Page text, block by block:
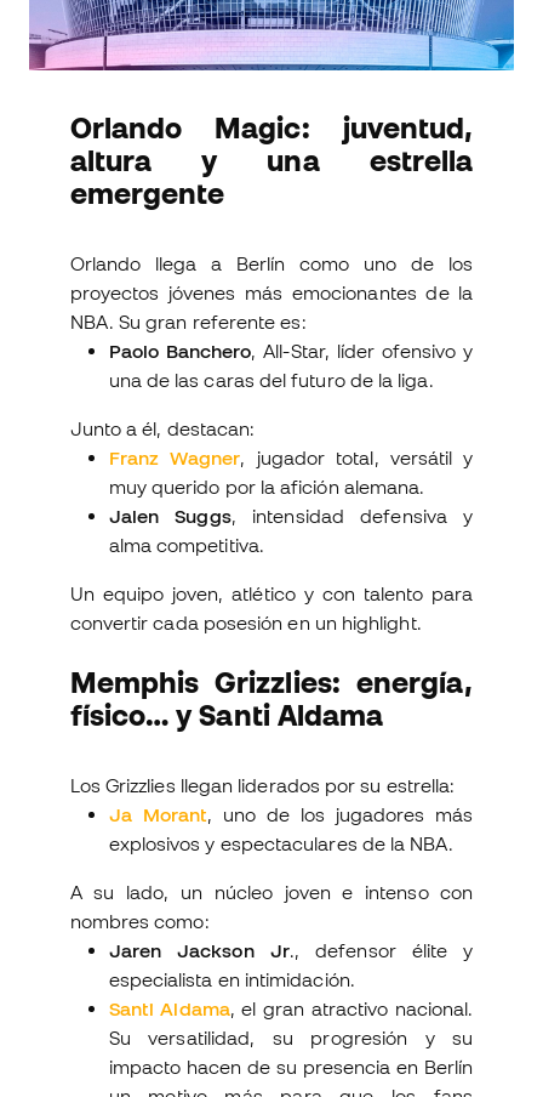
Orlando Magic: juventud,
altura y una estrella
emergente
Orlando llega a Berlín como uno de los
proyectos jóvenes más emocionantes de la
NBA. Su gran referente es:
Paolo Banchero , All-Star, líder ofensivo y
una de las caras del futuro de la liga.
Junto a él, destacan:
Franz Wagner , jugador total, versátil y
muy querido por la afición alemana.
Jalen Suggs, intensidad defensiva y
alma competitiva.
Un equipo joven, atlético y con talento para
convertir cada posesión en un highlight.
Memphis Grizzlies: energía,
físico… y Santi Aldama
Los Grizzlies llegan liderados por su estrella:
Ja Morant , uno de los jugadores más
explosivos y espectaculares de la NBA.
A su lado, un núcleo joven e intenso con
nombres como:
Jaren Jackson Jr., defensor élite y
especialista en intimidación.
Santi Aldama , el gran atractivo nacional.
Su versatilidad, su progresión y su
impacto hacen de su presencia en Berlín